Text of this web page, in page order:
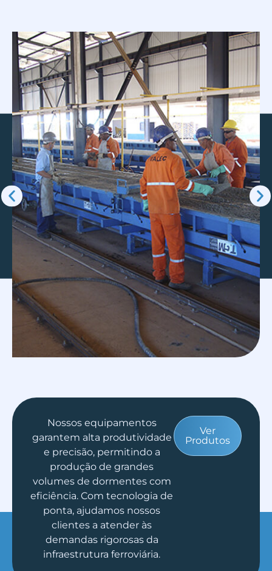
Nossos equipamentos
garantem alta produtividade
e precisão, permitindo a
produção de grandes
volumes de dormentes com
eficiência. Com tecnologia de
ponta, ajudamos nossos
clientes a atender às
demandas rigorosas da
infraestrutura ferroviária.
Ver
Produtos